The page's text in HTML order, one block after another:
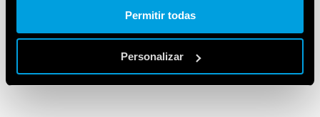
Permitir todas
Personalizar